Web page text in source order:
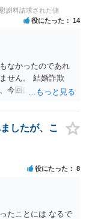
謝料請求された側
役にたった 14
なかったのであれ
せん。 結婚詐欺
今回は該当しませ
場合に、慰謝料請
した関係だったこと
したが、こ
役にたった 8
たことには なるで